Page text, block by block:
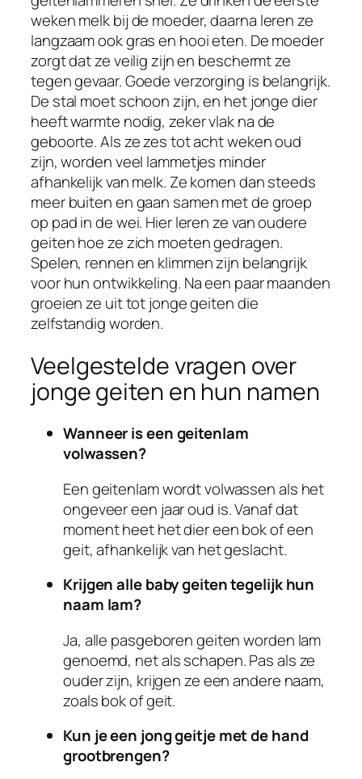
weken melk bij de moeder, daarna leren ze
langzaam ook gras en hooi eten. De moeder
zorgt dat ze veilig zijn en beschermt ze
tegen gevaar. Goede verzorging is belangrijk.
De stal moet schoon zijn, en het jonge dier
heeft warmte nodig, zeker vlak na de
geboorte. Als ze zes tot acht weken oud
zijn, worden veel lammetjes minder
afhankelijk van melk. Ze komen dan steeds
meer buiten en gaan samen met de groep
op pad in de wei. Hier leren ze van oudere
geiten hoe ze zich moeten gedragen.
Spelen, rennen en klimmen zijn belangrijk
voor hun ontwikkeling. Na een paar maanden
groeien ze uit tot jonge geiten die
zelfstandig worden.
Veelgestelde vragen over
jonge geiten en hun namen
Wanneer is een geitenlam
volwassen?
Een geitenlam wordt volwassen als het
ongeveer een jaar oud is. Vanaf dat
moment heet het dier een bok of een
geit, afhankelijk van het geslacht.
Krijgen alle baby geiten tegelijk hun
naam lam?
Ja, alle pasgeboren geiten worden lam
genoemd, net als schapen. Pas als ze
ouder zijn, krijgen ze een andere naam,
zoals bok of geit.
Kun je een jong geitje met de hand
grootbrengen?